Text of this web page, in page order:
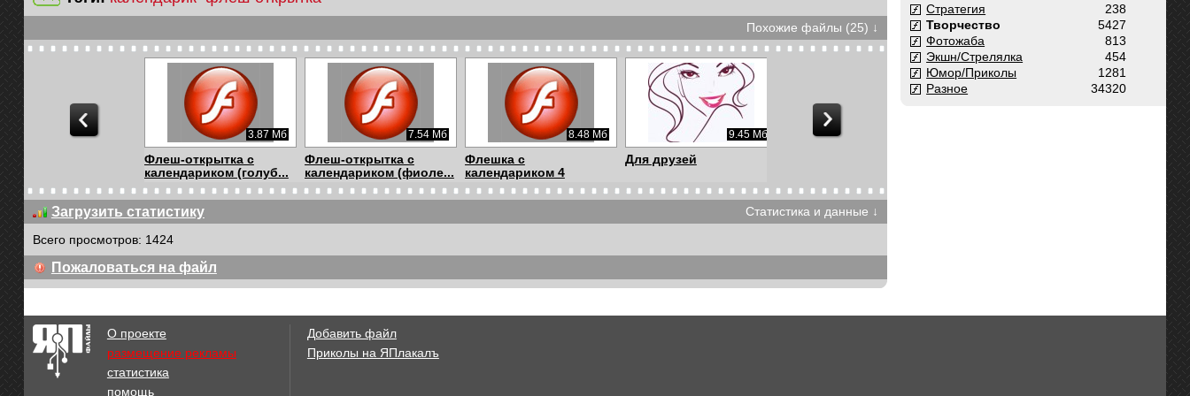
Похожие файлы (25) ↓
3.87 Мб
Флеш-открытка с
календариком (голуб...
7.54 Мб
Флеш-открытка с
календариком (фиоле...
8.48 Мб
Флешка с
календариком 4
9.45 Мб
Для друзей
4.34 Мб
Осень
226.11 Кб
Душой ты слышишь
3.42 Мб
Окончен школьный
4.4 Мб
Коллаж Саксафон
Загрузить статистику
Статистика и данные ↓
Всего просмотров: 1424
Пожаловаться на файл
238
Стратегия
5427
Творчество
813
Фотожаба
454
Экшн/Стрелялка
1281
Юмор/Приколы
34320
Разное
О проекте
размещение рекламы
статистика
помощь
Добавить файл
Приколы на ЯПлакалъ